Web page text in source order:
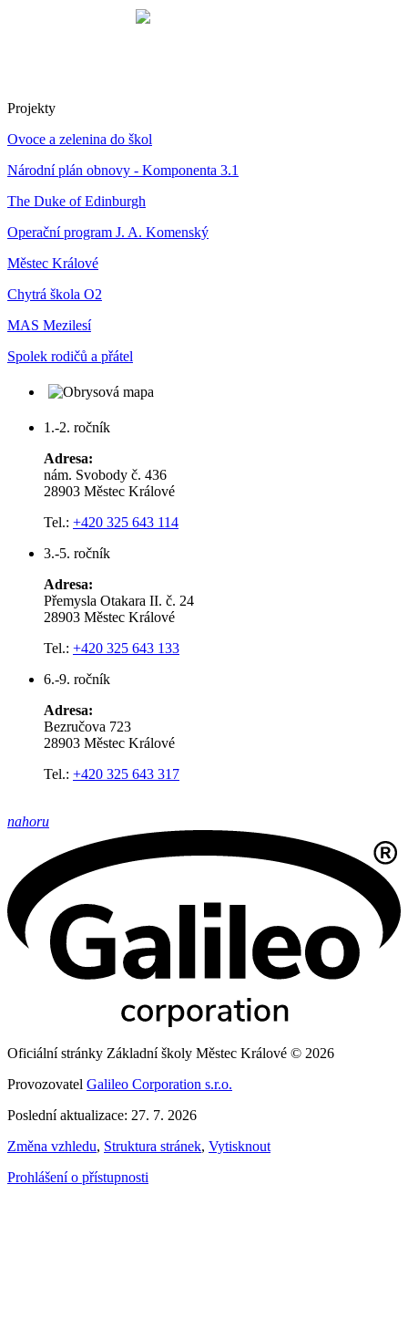
Projekty
Ovoce a zelenina do škol
Národní plán obnovy - Komponenta 3.1
The Duke of Edinburgh
Operační program J. A. Komenský
Městec Králové
Chytrá škola O2
MAS Mezilesí
Spolek rodičů a přátel
1.-2. ročník
Adresa:
nám. Svobody č. 436
28903 Městec Králové
Tel.: +420 325 643 114
3.-5. ročník
Adresa:
Přemysla Otakara II. č. 24
28903 Městec Králové
Tel.: +420 325 643 133
6.-9. ročník
Adresa:
Bezručova 723
28903 Městec Králové
Tel.: +420 325 643 317
nahoru
Oficiální stránky Základní školy Městec Králové © 2026
Provozovatel Galileo Corporation s.r.o.
Poslední aktualizace: 27. 7. 2026
Změna vzhledu, Struktura stránek, Vytisknout
Prohlášení o přístupnosti